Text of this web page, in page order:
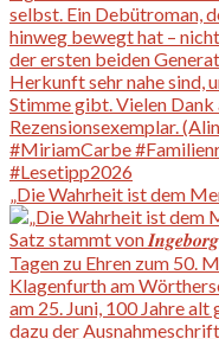
„Die Wahrheit ist dem